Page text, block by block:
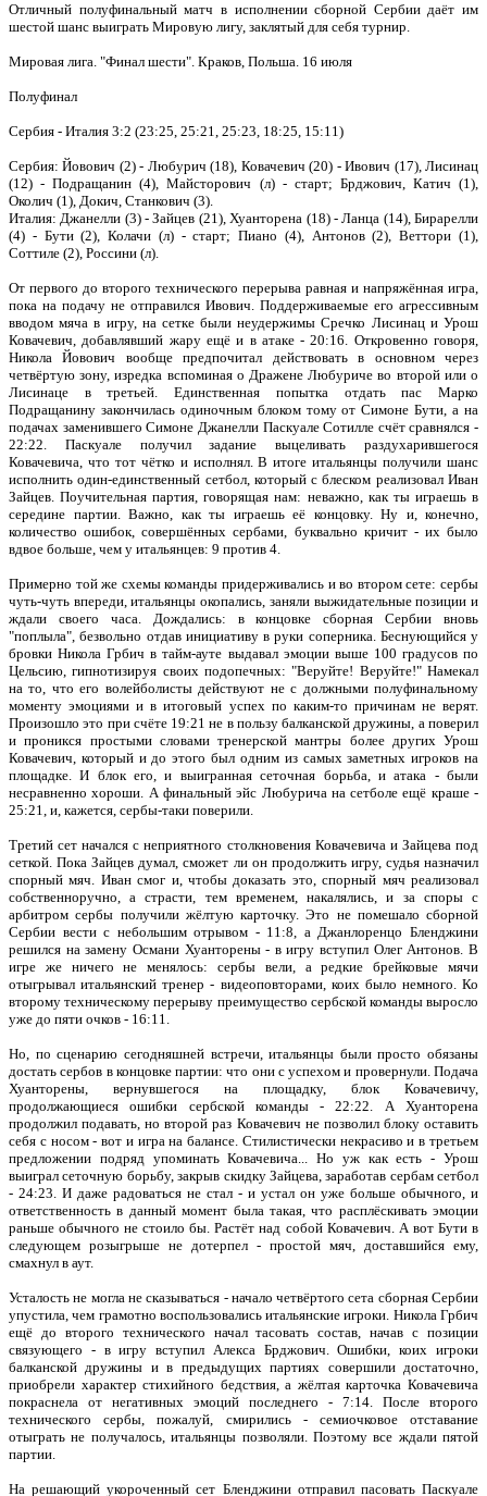
Отличный полуфинальный матч в исполнении сборной Сербии даёт им
шестой шанс выиграть Мировую лигу, заклятый для себя турнир.
Мировая лига. "Финал шести". Краков, Польша. 16 июля
Полуфинал
Сербия - Италия 3:2 (23:25, 25:21, 25:23, 18:25, 15:11)
Сербия: Йовович (2) - Любурич (18), Ковачевич (20) - Ивович (17), Лисинац
(12) - Подращанин (4), Майсторович (л) - старт; Брджович, Катич (1),
Околич (1), Докич, Станкович (3).
Италия: Джанелли (3) - Зайцев (21), Хуанторена (18) - Ланца (14), Бирарелли
(4) - Бути (2), Колачи (л) - старт; Пиано (4), Антонов (2), Веттори (1),
Соттиле (2), Россини (л).
От первого до второго технического перерыва равная и напряжённая игра,
пока на подачу не отправился Ивович. Поддерживаемые его агрессивным
вводом мяча в игру, на сетке были неудержимы Сречко Лисинац и Урош
Ковачевич, добавлявший жару ещё и в атаке - 20:16. Откровенно говоря,
Никола Йовович вообще предпочитал действовать в основном через
четвёртую зону, изредка вспоминая о Дражене Любуриче во второй или о
Лисинаце в третьей. Единственная попытка отдать пас Марко
Подращанину закончилась одиночным блоком тому от Симоне Бути, а на
подачах заменившего Симоне Джанелли Паскуале Сотилле счёт сравнялся -
22:22. Паскуале получил задание выцеливать раздухарившегося
Ковачевича, что тот чётко и исполнял. В итоге итальянцы получили шанс
исполнить один-единственный сетбол, который с блеском реализовал Иван
Зайцев. Поучительная партия, говорящая нам: неважно, как ты играешь в
середине партии. Важно, как ты играешь её концовку. Ну и, конечно,
количество ошибок, совершённых сербами, буквально кричит - их было
вдвое больше, чем у итальянцев: 9 против 4.
Примерно той же схемы команды придерживались и во втором сете: сербы
чуть-чуть впереди, итальянцы окопались, заняли выжидательные позиции и
ждали своего часа. Дождались: в концовке сборная Сербии вновь
"поплыла", безвольно отдав инициативу в руки соперника. Беснующийся у
бровки Никола Грбич в тайм-ауте выдавал эмоции выше 100 градусов по
Цельсию, гипнотизируя своих подопечных: "Веруйте! Веруйте!" Намекал
на то, что его волейболисты действуют не с должными полуфинальному
моменту эмоциями и в итоговый успех по каким-то причинам не верят.
Произошло это при счёте 19:21 не в пользу балканской дружины, а поверил
и проникся простыми словами тренерской мантры более других Урош
Ковачевич, который и до этого был одним из самых заметных игроков на
площадке. И блок его, и выигранная сеточная борьба, и атака - были
несравненно хороши. А финальный эйс Любурича на сетболе ещё краше -
25:21, и, кажется, сербы-таки поверили.
Третий сет начался с неприятного столкновения Ковачевича и Зайцева под
сеткой. Пока Зайцев думал, сможет ли он продолжить игру, судья назначил
спорный мяч. Иван смог и, чтобы доказать это, спорный мяч реализовал
собственноручно, а страсти, тем временем, накалялись, и за споры с
арбитром сербы получили жёлтую карточку. Это не помешало сборной
Сербии вести с небольшим отрывом - 11:8, а Джанлоренцо Бленджини
решился на замену Османи Хуанторены - в игру вступил Олег Антонов. В
игре же ничего не менялось: сербы вели, а редкие брейковые мячи
отыгрывал итальянский тренер - видеоповторами, коих было немного. Ко
второму техническому перерыву преимущество сербской команды выросло
уже до пяти очков - 16:11.
Но, по сценарию сегодняшней встречи, итальянцы были просто обязаны
достать сербов в концовке партии: что они с успехом и провернули. Подача
Хуанторены, вернувшегося на площадку, блок Ковачевичу,
продолжающиеся ошибки сербской команды - 22:22. А Хуанторена
продолжил подавать, но второй раз Ковачевич не позволил блоку оставить
себя с носом - вот и игра на балансе. Стилистически некрасиво и в третьем
предложении подряд упоминать Ковачевича... Но уж как есть - Урош
выиграл сеточную борьбу, закрыв скидку Зайцева, заработав сербам сетбол
- 24:23. И даже радоваться не стал - и устал он уже больше обычного, и
ответственность в данный момент была такая, что расплёскивать эмоции
раньше обычного не стоило бы. Растёт над собой Ковачевич. А вот Бути в
следующем розыгрыше не дотерпел - простой мяч, доставшийся ему,
смахнул в аут.
Усталость не могла не сказываться - начало четвёртого сета сборная Сербии
упустила, чем грамотно воспользовались итальянские игроки. Никола Грбич
ещё до второго технического начал тасовать состав, начав с позиции
связующего - в игру вступил Алекса Брджович. Ошибки, коих игроки
балканской дружины и в предыдущих партиях совершили достаточно,
приобрели характер стихийного бедствия, а жёлтая карточка Ковачевича
покраснела от негативных эмоций последнего - 7:14. После второго
технического сербы, пожалуй, смирились - семиочковое отставание
отыграть не получалось, итальянцы позволяли. Поэтому все ждали пятой
партии.
На решающий укороченный сет Бленджини отправил пасовать Паскуале